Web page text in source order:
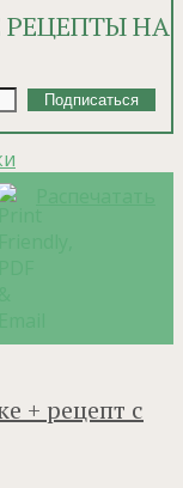
НА
+ рецепт с